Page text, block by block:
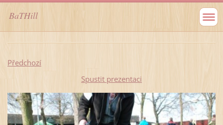
BaTHill
Předchozí
Spustit prezentaci